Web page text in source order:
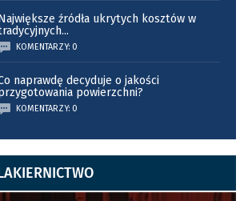
źródła ukrytych kosztów w
...
KOMENTARZY: 0
naprawdę decyduje o jakości
powierzchni?
KOMENTARZY: 0